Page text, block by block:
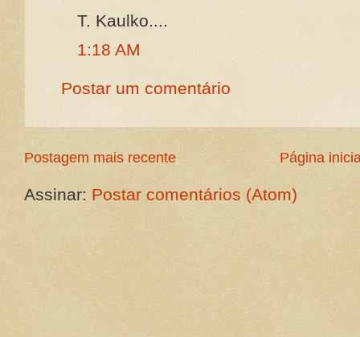
T. Kaulko....
1:18 AM
Postar um comentário
Postagem mais recente Página
Assinar: Postar comentários (Atom)